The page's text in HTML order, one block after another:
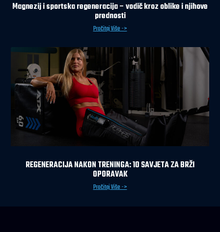
Magnezij i sportska regeneracija – vodič kroz oblike i njihove
prednosti
Pročitaj Više ->
REGENERACIJA NAKON TRENINGA: 10 SAVJETA ZA BRŽI
OPORAVAK
Pročitaj Više ->